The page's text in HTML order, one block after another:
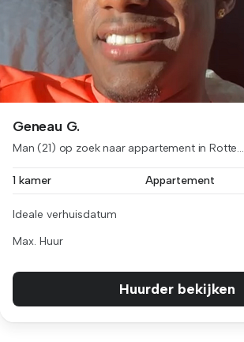
Geneau G.
Man (21) op zoek naar appartement in Rotte...
1 kamer Appartement
Ideale verhuisdatum
Max. Huur
Huurder bekijken